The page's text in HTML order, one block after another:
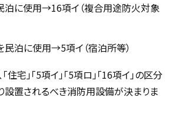
泊に使用→16項イ（複合用途防火対象
泊に使用→5項イ（宿泊所等）
宅」「5項イ」「5項ロ」「16項イ」の区分
設置されるべき消防用設備が決まりま